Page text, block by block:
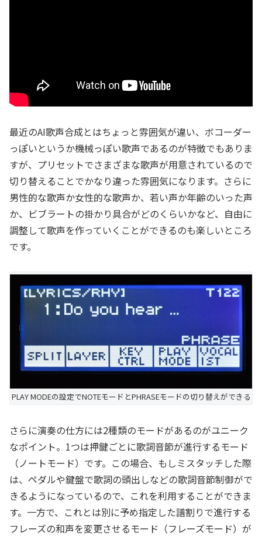
最近のAI歌声合成とはちょっと雰囲気が違い、ボコーダー
っぽいというか機械っぽい歌声であるのが特徴でもありま
すが、プリセットでさまざまな歌声が用意されているので
切り替えることでかなり違った雰囲気になります。さらに
男性的な歌声か女性的な歌声か、若い声か年齢のいった声
か、ビブラートの掛かり具合がどのくらいかなど、自由に
調整して歌声を作っていくことができるのも楽しいところ
です。
PLAY MODEの設定でNOTEモードとPHRASEモードの切り替えができる
さらに演奏の仕方には2種類のモードがあるのがユニーク
なポイント。1つは押鍵ごとに歌詞音節が進行するモード
（ノートモード）です。この場合、もしミスタッチした際
は、ペダルや鍵盤で歌詞の頭出しなどの歌詞音節制御がで
きるようになっているので、これを利用することができま
す。一方で、これとは別に予め指定した譜割りで進行する
フレーズの和声を変更させるモード（フレーズモード）が